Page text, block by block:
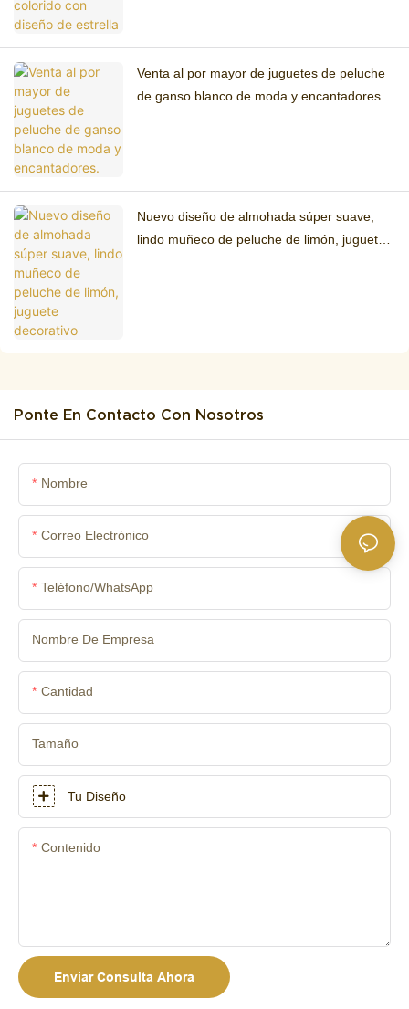
Venta al por mayor de juguetes de peluche
de ganso blanco de moda y encantadores.
Nuevo diseño de almohada súper suave,
lindo muñeco de peluche de limón, juguete
Ponte En Contacto Con Nosotros
Nombre
Correo Electrónico
Teléfono/WhatsApp
Nombre De Empresa
Cantidad
Tamaño
Tu Diseño
Contenido
Enviar Consulta Ahora